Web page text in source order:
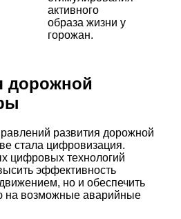
активного
образа жизни у
горожан.
дорожной
развития дорожной
стала цифровизация.
цифровых технологий
эффективность
но и обеспечить
на возможные аварийные